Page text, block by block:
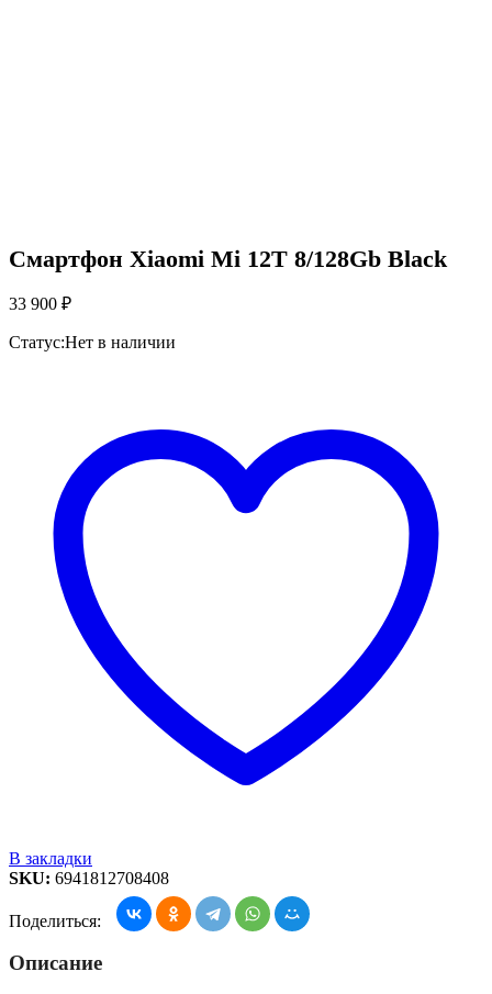
Смартфон Xiaomi Mi 12T 8/128Gb Black
33 900 ₽
Статус:Нет в наличии
В закладки
SKU: 6941812708408
Поделиться:
Описание